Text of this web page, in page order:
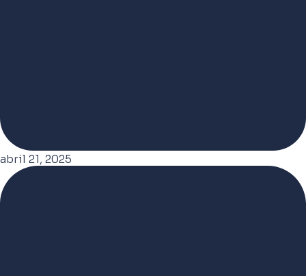
abril 21, 2025